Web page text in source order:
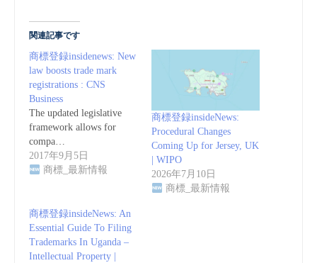
関連記事です
商標登録insidenews: New
law boosts trade mark
registrations : CNS
Business
The updated legislative
framework allows for
compa…
2017年9月5日
商標_最新情報
商標登録insideNews:
Procedural Changes
Coming Up for Jersey, UK
| WIPO
2026年7月10日
商標_最新情報
商標登録insideNews: An
Essential Guide To Filing
Trademarks In Uganda –
Intellectual Property |